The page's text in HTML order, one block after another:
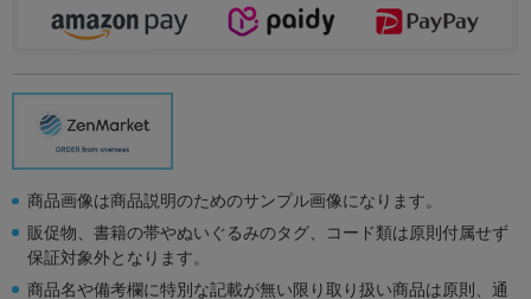
商品画像は商品説明のためのサンプル画像になります。
販促物、書籍の帯やぬいぐるみのタグ、コード類は原則付属せず
保証対象外となります。
商品名や備考欄に特別な記載が無い限り取り扱い商品は原則、通